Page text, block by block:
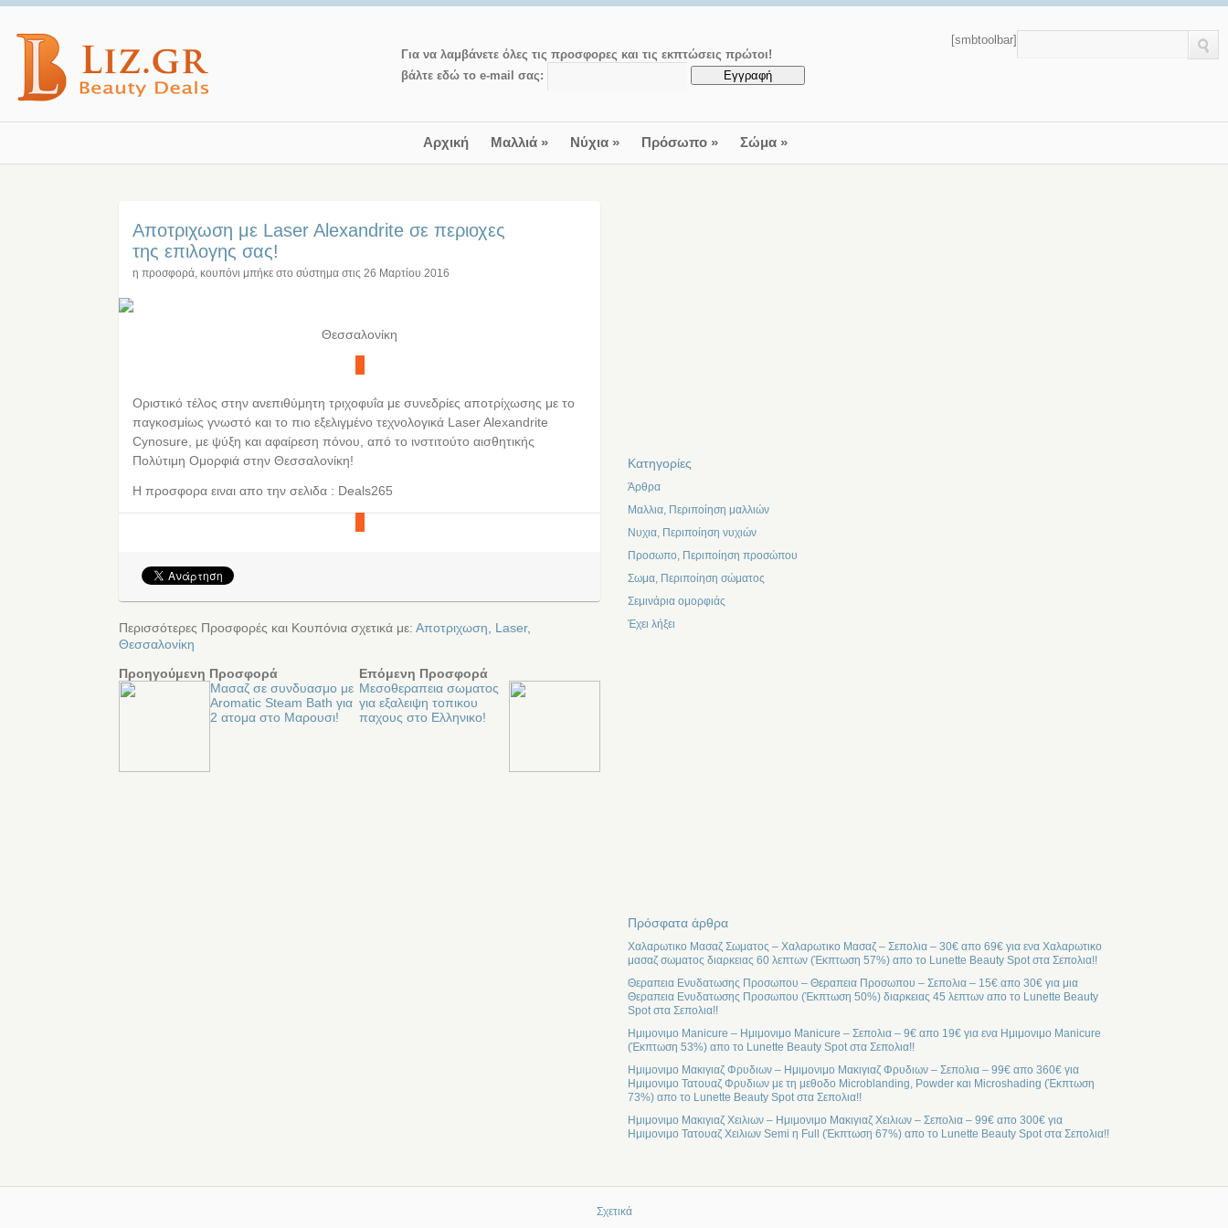
Για να λαμβάνετε όλες τις προσφορες και τις εκπτώσεις πρώτοι!
βάλτε εδώ το e-mail σας:
[smbtoolbar]
Αρχική Μαλλιά» Νύχια» Πρόσωπο» Σώμα»
Αποτριχωση με Laser Alexandrite σε περιοχες
της επιλογης σας!
η προσφορά, κουπόνι μπήκε στο σύστημα στις26 Μαρτίου 2016
Θεσσαλονίκη
Οριστικό τέλος στην ανεπιθύμητη τριχοφυΐα με συνεδρίες αποτρίχωσης με το
παγκοσμίως γνωστό και το πιο εξελιγμένο τεχνολογικά Laser Alexandrite
Cynosure, με ψύξη και αφαίρεση πόνου, από το ινστιτούτο αισθητικής
Πολύτιμη Ομορφιά στην Θεσσαλονίκη!
Η προσφορα ειναι απο την σελιδα : Deals265
Περισσότερες Προσφορές και Κουπόνια σχετικά με: Αποτριχωση, Laser,
Θεσσαλονίκη
Προηγούμενη Προσφορά
Μασαζ σε συνδυασμο με
Aromatic Steam Bath για
2 ατομα στο Μαρουσι!
Επόμενη Προσφορά
Μεσοθεραπεια σωματος
για εξαλειψη τοπικου
παχους στο Ελληνικο!
Kατηγορίες
Άρθρα
Μαλλια, Περιποίηση μαλλιών
Νυχια, Περιποίηση νυχιών
Προσωπο, Περιποίηση προσώπου
Σωμα, Περιποίηση σώματος
Σεμινάρια ομορφιάς
Έχει λήξει
Πρόσφατα άρθρα
Χαλαρωτικο Μασαζ Σωματος – Χαλαρωτικο Μασαζ – Σεπολια – 30€ απο 69€ για ενα Χαλαρωτικο
μασαζ σωματος διαρκειας 60 λεπτων (Έκπτωση 57%) απο το Lunette Beauty Spot στα Σεπολια!!
Θεραπεια Ενυδατωσης Προσωπου – Θεραπεια Προσωπου – Σεπολια – 15€ απο 30€ για μια
Θεραπεια Ενυδατωσης Προσωπου (Έκπτωση 50%) διαρκειας 45 λεπτων απο το Lunette Beauty
Spot στα Σεπολια!!
Ημιμονιμο Manicure – Ημιμονιμο Manicure – Σεπολια – 9€ απο 19€ για ενα Ημιμονιμο Manicure
(Έκπτωση 53%) απο το Lunette Beauty Spot στα Σεπολια!!
Ημιμονιμο Μακιγιαζ Φρυδιων – Ημιμονιμο Μακιγιαζ Φρυδιων – Σεπολια – 99€ απο 360€ για
Ημιμονιμο Τατουαζ Φρυδιων με τη μεθοδο Microblanding, Powder και Microshading (Έκπτωση
73%) απο το Lunette Beauty Spot στα Σεπολια!!
Ημιμονιμο Μακιγιαζ Χειλιων – Ημιμονιμο Μακιγιαζ Χειλιων – Σεπολια – 99€ απο 300€ για
Ημιμονιμο Τατουαζ Χειλιων Semi η Full (Έκπτωση 67%) απο το Lunette Beauty Spot στα Σεπολια!!
Σχετικά